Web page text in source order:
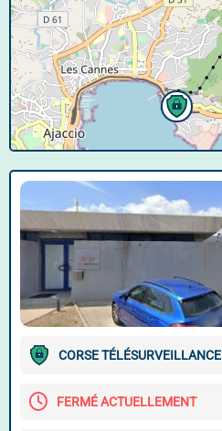
CORSE TÉLÉSURVEILLANCE
FERMÉ ACTUELLEMENT